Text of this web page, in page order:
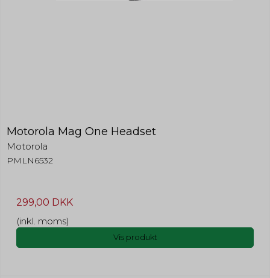
Motorola Mag One Headset
Motorola
PMLN6532
299,00 DKK
(inkl. moms)
Vis produkt